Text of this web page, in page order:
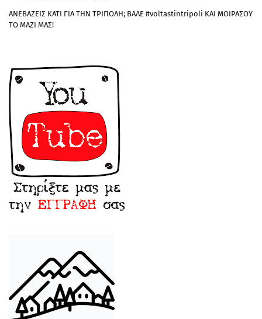
ΑΝΕΒΑΖΕΙΣ ΚΑΤΙ ΓΙΑ ΤΗΝ ΤΡΙΠΟΛΗ; ΒΑΛΕ #voltastintripoli ΚΑΙ ΜΟΙΡΑΣΟΥ
ΤΟ ΜΑΖΙ ΜΑΣ!